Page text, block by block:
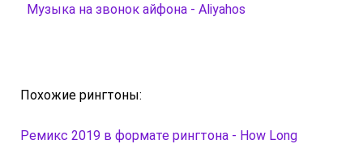
Музыка на звонок айфона - Aliyahos
Похожие рингтоны:
Ремикс 2019 в формате рингтона - How Long